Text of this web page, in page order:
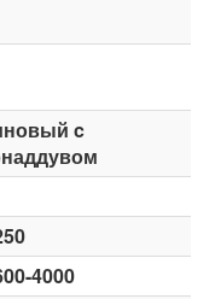
c
4000